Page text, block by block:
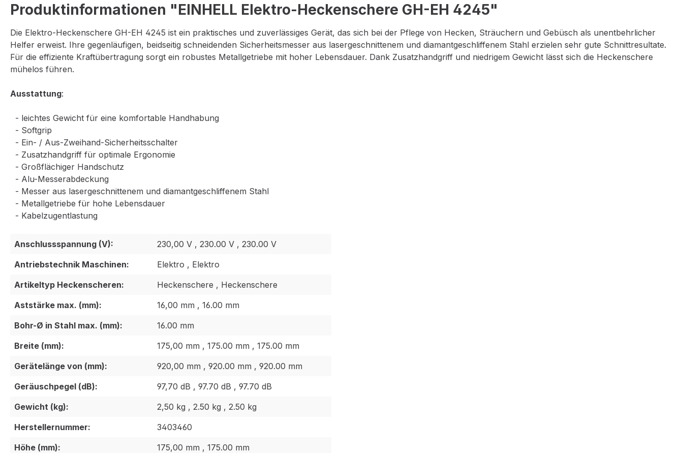
Produktinformationen "EINHELL Elektro-Heckenschere GH-EH 4245"
Die Elektro-Heckenschere GH-EH 4245 ist ein praktisches und zuverlässiges Gerät, das sich bei der Pflege von Hecken, Sträuchern und Gebüsch als unentbehrlicher
Helfer erweist. Ihre gegenläufigen, beidseitig schneidenden Sicherheitsmesser aus lasergeschnittenem und diamantgeschliffenem Stahl erzielen sehr gute Schnittresultate.
Für die effiziente Kraftübertragung sorgt ein robustes Metallgetriebe mit hoher Lebensdauer. Dank Zusatzhandgriff und niedrigem Gewicht lässt sich die Heckenschere
mühelos führen.
Ausstattung:
- leichtes Gewicht für eine komfortable Handhabung
- Softgrip
- Ein- / Aus-Zweihand-Sicherheitsschalter
- Zusatzhandgriff für optimale Ergonomie
- Großflächiger Handschutz
- Alu-Messerabdeckung
- Messer aus lasergeschnittenem und diamantgeschliffenem Stahl
- Metallgetriebe für hohe Lebensdauer
- Kabelzugentlastung
Anschlussspannung (V):
230,00 V , 230.00 V , 230.00 V
Antriebstechnik Maschinen:
Elektro , Elektro
Artikeltyp Heckenscheren:
Heckenschere , Heckenschere
Aststärke max. (mm):
16,00 mm , 16.00 mm
Bohr-Ø in Stahl max. (mm):
16.00 mm
Breite (mm):
175,00 mm , 175.00 mm , 175.00 mm
Gerätelänge von (mm):
920,00 mm , 920.00 mm , 920.00 mm
Geräuschpegel (dB):
97,70 dB , 97.70 dB , 97.70 dB
Gewicht (kg):
2,50 kg , 2.50 kg , 2.50 kg
Herstellernummer:
3403460
Höhe (mm):
175,00 mm , 175.00 mm